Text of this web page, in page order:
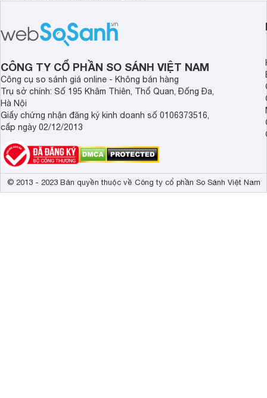
mức giá vô cùng hấp dẫn, biến nó trở
thành một lựa chọn “đáng đồng tiền
bát gạo” trên thị trường.
năng AI hàng đầu,
CÔNG TY CỔ PHẦN SO SÁNH VIỆT NAM
Công cụ so sánh giá online - Không bán hàng
Trụ sở chính: Số 195 Khâm Thiên, Thổ Quan, Đống Đa,
Hà Nội
Giấy chứng nhận đăng ký kinh doanh số 0106373516,
cấp ngày 02/12/2013
© 2013 - 2023 Bản quyền thuộc về Công ty cổ phần So Sánh Việt Nam